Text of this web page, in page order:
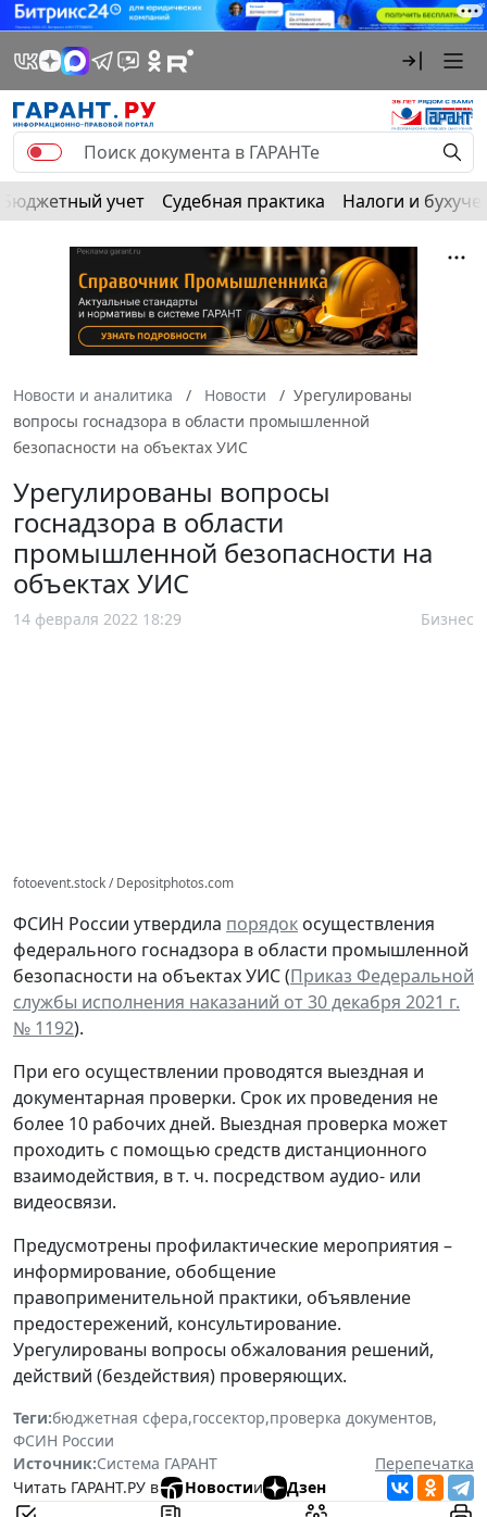
Бюджетный учет Судебная практика Налоги и
Новости и аналитика Новости
Урегулированы
вопросы госнадзора в области промышленной
безопасности на объектах УИС
Урегулированы вопросы
госнадзора в области
промышленной безопасности на
объектах УИС
14 февраля 2022 18:29 Бизнес
fotoevent.stock / Depositphotos.com
ФСИН России утвердила порядок осуществления
федерального госнадзора в области промышленной
безопасности на объектах УИС (Приказ Федеральной
службы исполнения наказаний от 30 декабря 2021 г.
№ 1192).
При его осуществлении проводятся выездная и
документарная проверки. Срок их проведения не
более 10 рабочих дней. Выездная проверка может
проходить с помощью средств дистанционного
взаимодействия, в т. ч. посредством аудио- или
видеосвязи.
Предусмотрены профилактические мероприятия –
информирование, обобщение
правоприменительной практики, объявление
предостережений, консультирование.
Урегулированы вопросы обжалования решений,
действий (бездействия) проверяющих.
Теги:бюджетная сфера,госсектор,проверка документов,
ФСИН России
Источник:Система ГАРАНТ
Перепечатка
Читать ГАРАНТ.РУ в
Новостии Дзен